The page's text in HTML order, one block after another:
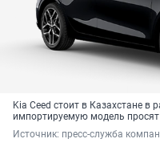
Kia Ceed стоит в Казахстане в
импортируемую модель
Источник: пресс-служба